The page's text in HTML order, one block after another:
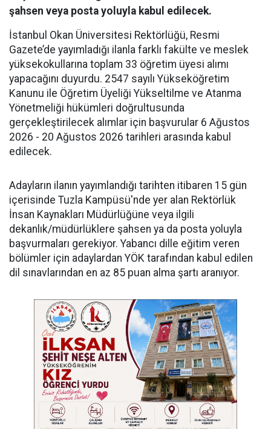
şahsen veya posta yoluyla kabul edilecek.
İstanbul Okan Üniversitesi Rektörlüğü, Resmi
Gazete’de yayımladığı ilanla farklı fakülte ve meslek
yüksekokullarına toplam 33 öğretim üyesi alımı
yapacağını duyurdu. 2547 sayılı Yükseköğretim
Kanunu ile Öğretim Üyeliği Yükseltilme ve Atanma
Yönetmeliği hükümleri doğrultusunda
gerçekleştirilecek alımlar için başvurular 6 Ağustos
2026 - 20 Ağustos 2026 tarihleri arasında kabul
edilecek.
Adayların ilanın yayımlandığı tarihten itibaren 15 gün
içerisinde Tuzla Kampüsü'nde yer alan Rektörlük
İnsan Kaynakları Müdürlüğüne veya ilgili
dekanlık/müdürlüklere şahsen ya da posta yoluyla
başvurmaları gerekiyor. Yabancı dille eğitim veren
bölümler için adaylardan YÖK tarafından kabul edilen
dil sınavlarından en az 85 puan alma şartı aranıyor.